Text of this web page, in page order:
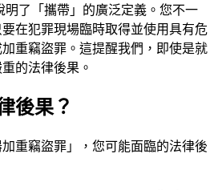
明了「攜帶」的廣泛定義。您不一
在犯罪現場臨時取得並使用具有危
重竊盜罪。這提醒我們，即使是就
的法律後果。
後果？
重竊盜罪」，您可能面臨的法律後